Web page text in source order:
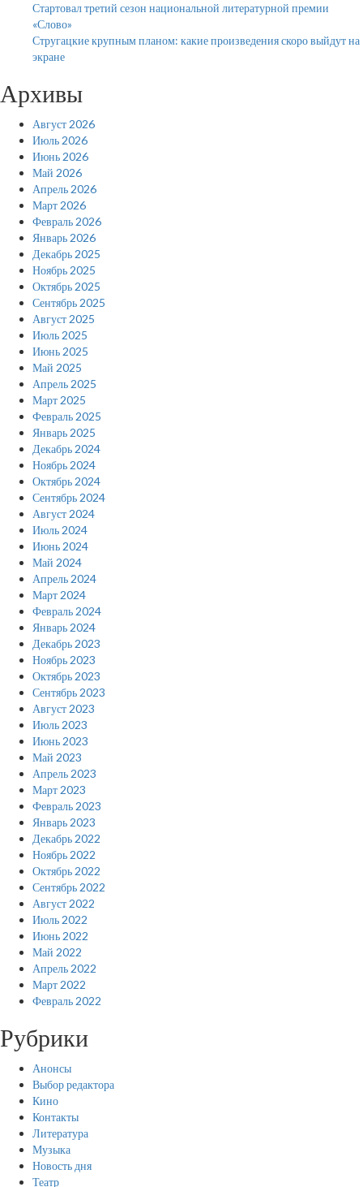
Стартовал третий сезон национальной литературной премии
«Слово»
Стругацкие крупным планом: какие произведения скоро выйдут на
экране
Архивы
Август 2026
Июль 2026
Июнь 2026
Май 2026
Апрель 2026
Март 2026
Февраль 2026
Январь 2026
Декабрь 2025
Ноябрь 2025
Октябрь 2025
Сентябрь 2025
Август 2025
Июль 2025
Июнь 2025
Май 2025
Апрель 2025
Март 2025
Февраль 2025
Январь 2025
Декабрь 2024
Ноябрь 2024
Октябрь 2024
Сентябрь 2024
Август 2024
Июль 2024
Июнь 2024
Май 2024
Апрель 2024
Март 2024
Февраль 2024
Январь 2024
Декабрь 2023
Ноябрь 2023
Октябрь 2023
Сентябрь 2023
Август 2023
Июль 2023
Июнь 2023
Май 2023
Апрель 2023
Март 2023
Февраль 2023
Январь 2023
Декабрь 2022
Ноябрь 2022
Октябрь 2022
Сентябрь 2022
Август 2022
Июль 2022
Июнь 2022
Май 2022
Апрель 2022
Март 2022
Февраль 2022
Рубрики
Анонсы
Выбор редактора
Кино
Контакты
Литература
Музыка
Новость дня
Театр